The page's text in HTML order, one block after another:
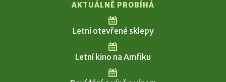
AKTUÁLNĚ PROBÍHÁ
Letní otevřené sklepy
Letní kino na Amfiku